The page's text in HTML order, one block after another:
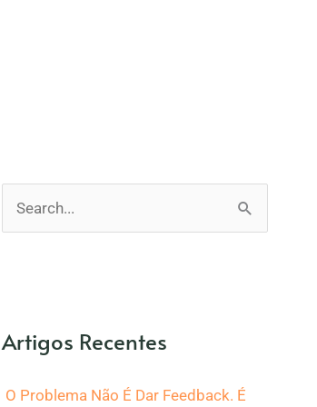
u
s
Artigos Recentes
O Problema Não É Dar Feedback. É